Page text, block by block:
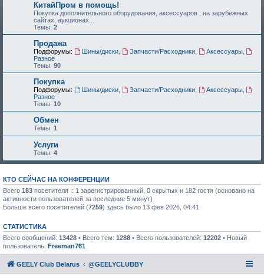
КитайПром в помощь!
Покупка дополнительного оборудования, аксессуаров , на зарубежных
сайтах, аукционах...
Темы: 2
Продажа
Подфорумы: Шины/диски, Запчасти/Расходники, Аксессуары,
Разное
Темы: 90
Покупка
Подфорумы: Шины/диски, Запчасти/Расходники, Аксессуары,
Разное
Темы: 10
Обмен
Темы: 1
Услуги
Темы: 4
КТО СЕЙЧАС НА КОНФЕРЕНЦИИ
Всего 183 посетителя :: 1 зарегистрированный, 0 скрытых и 182 гостя (основано на
активности пользователей за последние 5 минут)
Больше всего посетителей (7259) здесь было 13 фев 2026, 04:41
СТАТИСТИКА
Всего сообщений: 13428 • Всего тем: 1288 • Всего пользователей: 12202 • Новый
пользователь: Freeman761
GEELY Club Belarus @GEELYCLUBBY